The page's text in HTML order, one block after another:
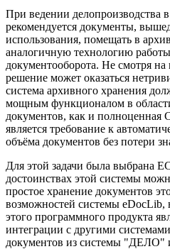
При ведении делопроизводства
рекомендуется документы,
использования, помещать в
аналогичную технологию
документооборота. Не смотря на
решение может оказаться
система архивного хранения
мощным функционалом в
документов, как и
является требование к
объёма документов без потери
Для этой задачи была выбрана
достоинствах этой системы
простое хранение документов
возможностей системы eDocLib,
этого программного продукта
интеграции с другими
документов из системы "ДЕЛО"